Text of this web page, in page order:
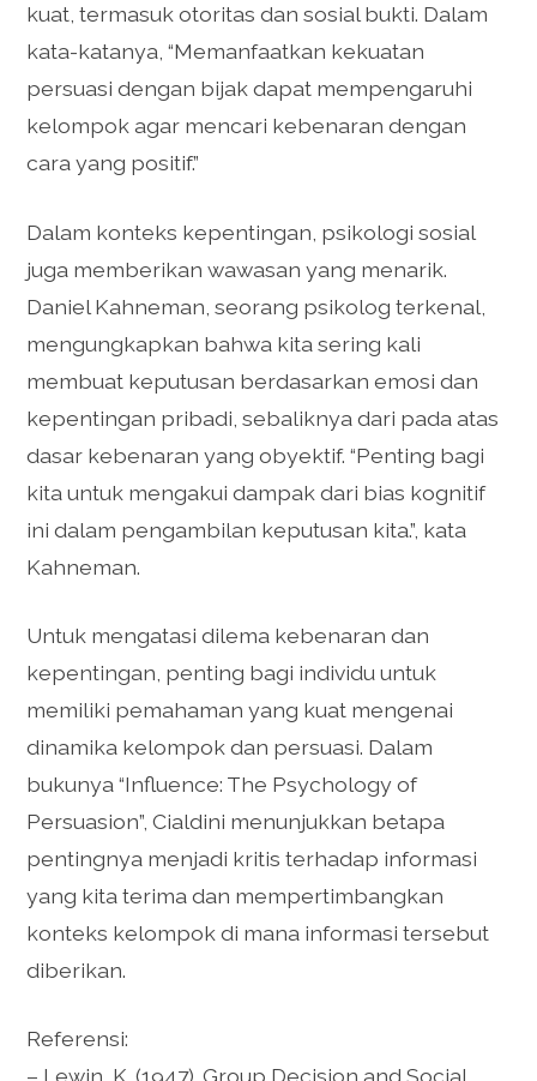
kuat, termasuk otoritas dan sosial bukti. Dalam
kata-katanya, “Memanfaatkan kekuatan
persuasi dengan bijak dapat mempengaruhi
kelompok agar mencari kebenaran dengan
cara yang positif.”
Dalam konteks kepentingan, psikologi sosial
juga memberikan wawasan yang menarik.
Daniel Kahneman, seorang psikolog terkenal,
mengungkapkan bahwa kita sering kali
membuat keputusan berdasarkan emosi dan
kepentingan pribadi, sebaliknya dari pada atas
dasar kebenaran yang obyektif. “Penting bagi
kita untuk mengakui dampak dari bias kognitif
ini dalam pengambilan keputusan kita.”, kata
Kahneman.
Untuk mengatasi dilema kebenaran dan
kepentingan, penting bagi individu untuk
memiliki pemahaman yang kuat mengenai
dinamika kelompok dan persuasi. Dalam
bukunya “Influence: The Psychology of
Persuasion”, Cialdini menunjukkan betapa
pentingnya menjadi kritis terhadap informasi
yang kita terima dan mempertimbangkan
konteks kelompok di mana informasi tersebut
diberikan.
Referensi: